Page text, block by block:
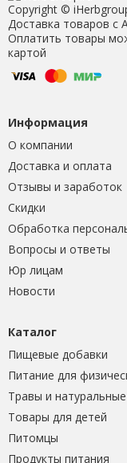
Copyright ©
Доставка товаров с
Оплатить товары
картой
Информация
О компании
Доставка и оплата
Отзывы и заработок
Скидки
Обработка
Вопросы и ответы
Юр лицам
Новости
Каталог
Пищевые добавки
Питание для
Травы и
Товары для детей
Питомцы
Продукты питания